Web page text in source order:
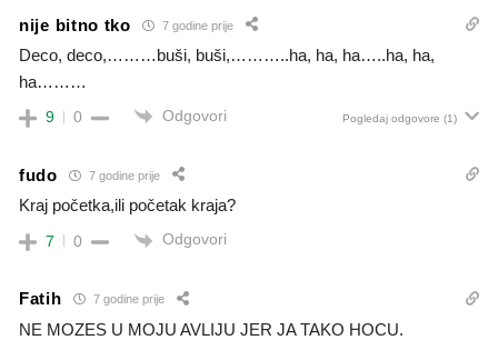
nije bitno tko 7 godine prije
Deco, deco,………buši, buši,………..ha, ha, ha…..ha, ha,
ha………
9 0 Odgovori Pogledaj odgovore (1)
fudo 7 godine prije
Kraj početka,ili početak kraja?
7 0 Odgovori
Fatih 7 godine prije
NE MOZES U MOJU AVLIJU JER JA TAKO HOCU.